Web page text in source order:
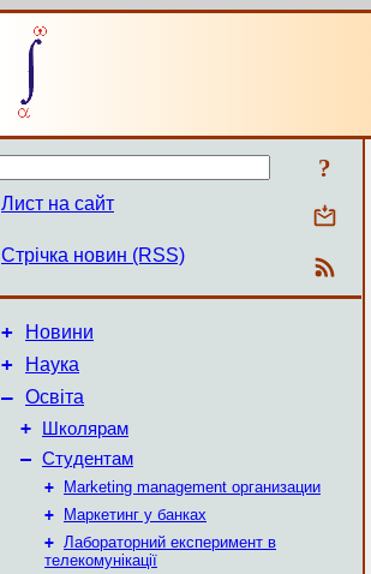
?
Лист на сайт
Стрічка новин (RSS)
+ Новини
+ Наука
– Освіта
+
Школярам
– Студентам
+
Marketing management организации
+
Маркетинг у банках
+ Лабораторний експеримент в
телекомунікації